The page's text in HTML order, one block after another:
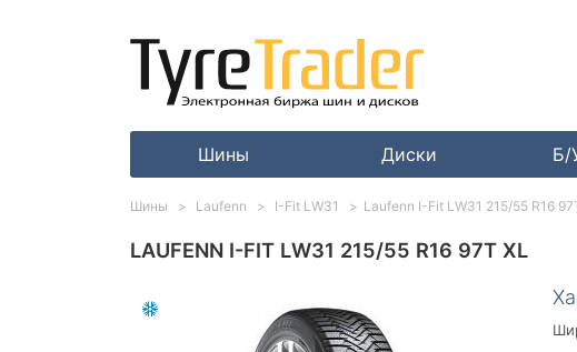
Шины Диски Б/
LAUFENN I-FIT LW31 215/55 R16 97T XL
Шины Laufenn I-Fit LW31 Laufenn I-Fit LW31 215/55 R16